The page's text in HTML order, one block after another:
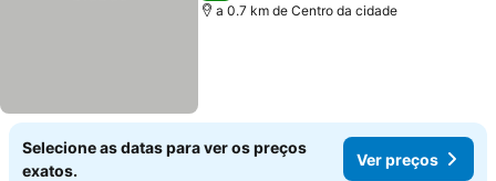
a 0.7 km de Centro da cidade
Selecione as datas para ver os preços
exatos.
Ver preços